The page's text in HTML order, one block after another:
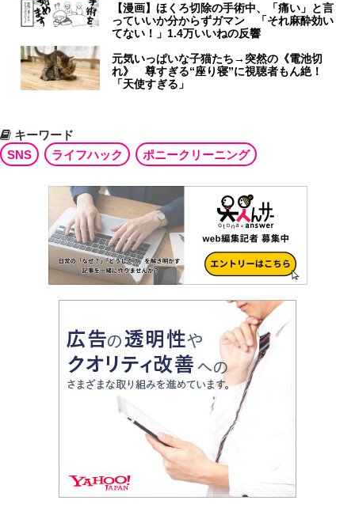
【漫画】ほくろ切除の手術中、「痛い」と言
っていいか分からずガマン 「それ麻酔効い
てない！」1.4万いいねの反響
元気いっぱいな子猫たち→突然の《電池切
れ》 尊すぎる“座り寝”に視聴者もん絶！
「天使すぎる」
キーワード
SNS
ライフハック ポニークリーニング